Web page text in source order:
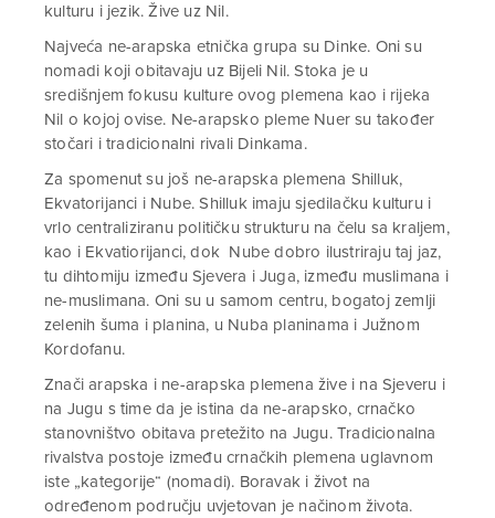
kulturu i jezik. Žive uz Nil.
Najveća ne-arapska etnička grupa su Dinke. Oni su
nomadi koji obitavaju uz Bijeli Nil. Stoka je u
središnjem fokusu kulture ovog plemena kao i rijeka
Nil o kojoj ovise. Ne-arapsko pleme Nuer su također
stočari i tradicionalni rivali Dinkama.
Za spomenut su još ne-arapska plemena Shilluk,
Ekvatorijanci i Nube. Shilluk imaju sjedilačku kulturu i
vrlo centraliziranu političku strukturu na čelu sa kraljem,
kao i Ekvatiorijanci, dok Nube dobro ilustriraju taj jaz,
tu dihtomiju između Sjevera i Juga, između muslimana i
ne-muslimana. Oni su u samom centru, bogatoj zemlji
zelenih šuma i planina, u Nuba planinama i Južnom
Kordofanu.
Znači arapska i ne-arapska plemena žive i na Sjeveru i
na Jugu s time da je istina da ne-arapsko, crnačko
stanovništvo obitava pretežito na Jugu. Tradicionalna
rivalstva postoje između crnačkih plemena uglavnom
iste „kategorije“ (nomadi). Boravak i život na
određenom području uvjetovan je načinom života.